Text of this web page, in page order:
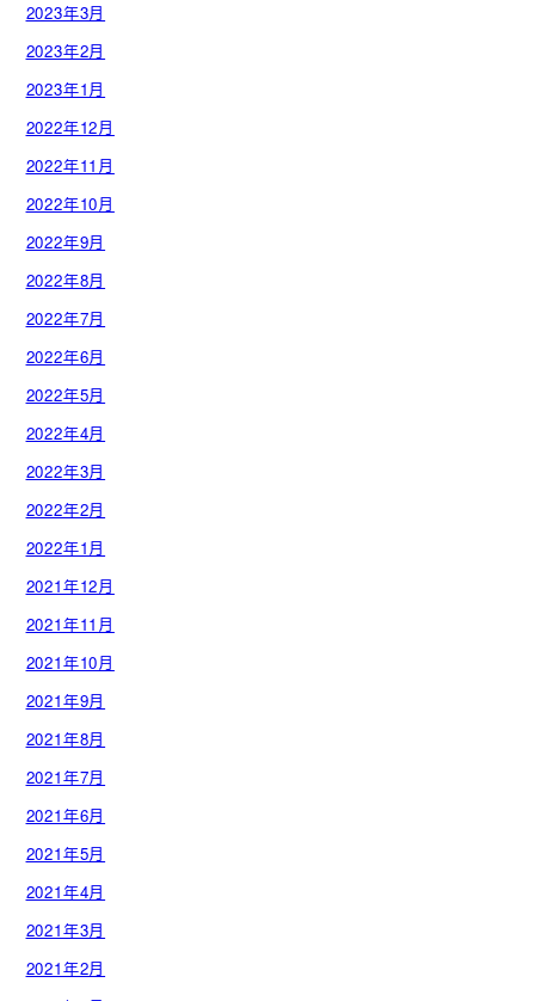
2023年3月
2023年2月
2023年1月
2022年12月
2022年11月
2022年10月
2022年9月
2022年8月
2022年7月
2022年6月
2022年5月
2022年4月
2022年3月
2022年2月
2022年1月
2021年12月
2021年11月
2021年10月
2021年9月
2021年8月
2021年7月
2021年6月
2021年5月
2021年4月
2021年3月
2021年2月